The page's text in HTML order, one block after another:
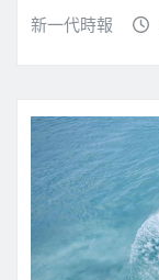
新一代時報